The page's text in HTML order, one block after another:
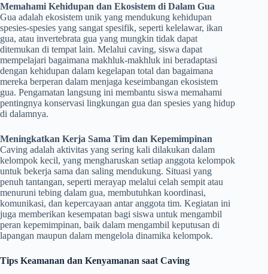
Memahami Kehidupan dan Ekosistem di Dalam Gua
Gua adalah ekosistem unik yang mendukung kehidupan
spesies-spesies yang sangat spesifik, seperti kelelawar, ikan
gua, atau invertebrata gua yang mungkin tidak dapat
ditemukan di tempat lain. Melalui caving, siswa dapat
mempelajari bagaimana makhluk-makhluk ini beradaptasi
dengan kehidupan dalam kegelapan total dan bagaimana
mereka berperan dalam menjaga keseimbangan ekosistem
gua. Pengamatan langsung ini membantu siswa memahami
pentingnya konservasi lingkungan gua dan spesies yang hidup
di dalamnya.
Meningkatkan Kerja Sama Tim dan Kepemimpinan
Caving adalah aktivitas yang sering kali dilakukan dalam
kelompok kecil, yang mengharuskan setiap anggota kelompok
untuk bekerja sama dan saling mendukung. Situasi yang
penuh tantangan, seperti merayap melalui celah sempit atau
menuruni tebing dalam gua, membutuhkan koordinasi,
komunikasi, dan kepercayaan antar anggota tim. Kegiatan ini
juga memberikan kesempatan bagi siswa untuk mengambil
peran kepemimpinan, baik dalam mengambil keputusan di
lapangan maupun dalam mengelola dinamika kelompok.
Tips Keamanan dan Kenyamanan saat Caving